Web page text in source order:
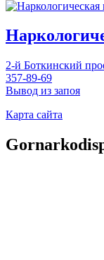
2-й Боткинский
357-89-69
Вывод из запоя
Карта сайта